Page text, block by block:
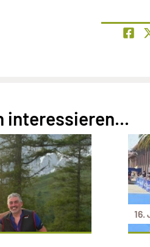
interessieren...
16.